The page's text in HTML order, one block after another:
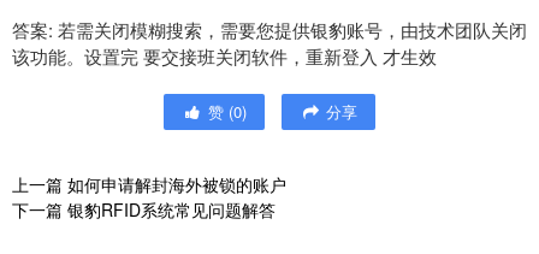
答案: 若需关闭模糊搜索，需要您提供银豹账号，由技术团队关闭
该功能。设置完 要交接班关闭软件，重新登入 才生效
赞 (0) 分享
上一篇 如何申请解封海外被锁的账户
下一篇 银豹RFID系统常见问题解答